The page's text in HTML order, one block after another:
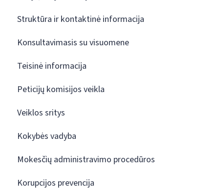
Struktūra ir kontaktinė informacija
Konsultavimasis su visuomene
Teisinė informacija
Peticijų komisijos veikla
Veiklos sritys
Kokybės vadyba
Mokesčių administravimo procedūros
Korupcijos prevencija